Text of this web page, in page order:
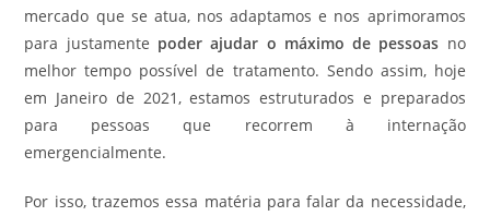
mercado que se atua, nos adaptamos e nos aprimoramos
para justamente poder ajudar o máximo de pessoas no
melhor tempo possível de tratamento. Sendo assim, hoje
em Janeiro de 2021, estamos estruturados e preparados
para pessoas que recorrem à internação
emergencialmente.
Por isso, trazemos essa matéria para falar da necessidade,